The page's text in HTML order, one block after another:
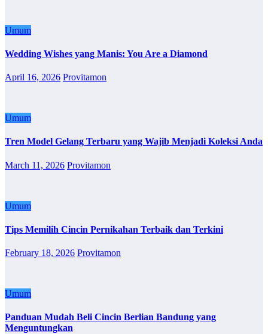
Umum
Wedding Wishes yang Manis: You Are a Diamond
April 16, 2026 Provitamon
Umum
Tren Model Gelang Terbaru yang Wajib Menjadi Koleksi Anda
March 11, 2026 Provitamon
Umum
Tips Memilih Cincin Pernikahan Terbaik dan Terkini
February 18, 2026 Provitamon
Umum
Panduan Mudah Beli Cincin Berlian Bandung yang
Menguntungkan